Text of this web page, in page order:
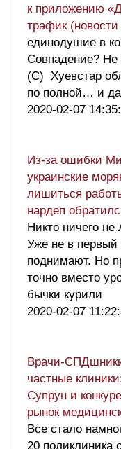
к приложению
трафик
единодушие в
Совпадение?
(С) Хуевстар
по полной… и
2020-02-07
Из-за ошибки
украинские
лишиться
нардеп
Никто ничего
Уже не в первый
поднимают. Но
точно вместо
бычки курили
2020-02-07
Врачи-
частные
Супрун и
рынок
Все стало
20 поликлиника